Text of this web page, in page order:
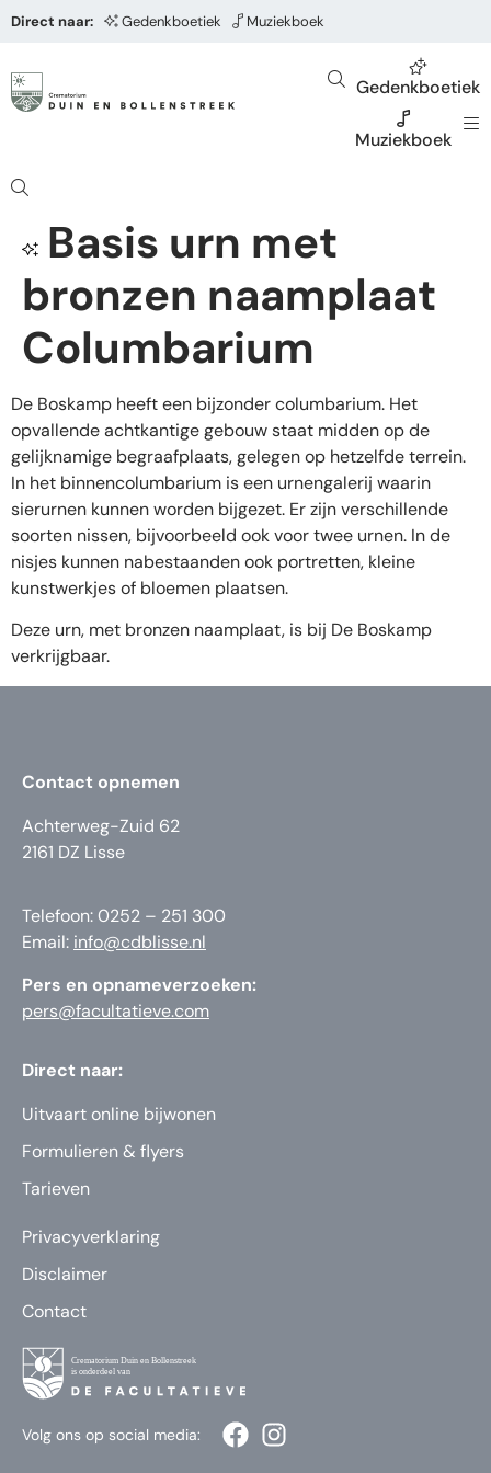
Direct naar: Gedenkboetiek Muziekboek
Gedenkboetiek
Muziekboek
Basis urn met
bronzen naamplaat
Columbarium
De Boskamp heeft een bijzonder columbarium. Het
opvallende achtkantige gebouw staat midden op de
gelijknamige begraafplaats, gelegen op hetzelfde terrein.
In het binnencolumbarium is een urnengalerij waarin
sierurnen kunnen worden bijgezet. Er zijn verschillende
soorten nissen, bijvoorbeeld ook voor twee urnen. In de
nisjes kunnen nabestaanden ook portretten, kleine
kunstwerkjes of bloemen plaatsen.
Deze urn, met bronzen naamplaat, is bij De Boskamp
verkrijgbaar.
Contact opnemen
Achterweg-Zuid 62
2161 DZ Lisse
Telefoon: 0252 – 251 300
Email: info@cdblisse.nl
Pers en opnameverzoeken:
pers@facultatieve.com
Direct naar:
Uitvaart online bijwonen
Formulieren & flyers
Tarieven
Privacyverklaring
Disclaimer
Contact
Volg ons op social media: